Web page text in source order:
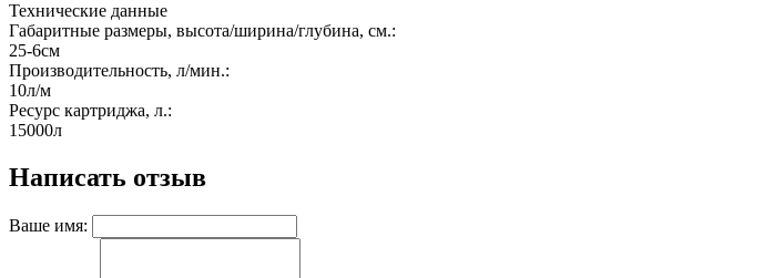
Технические данные
Габаритные размеры, высота/ширина/глубина, см.:
25-6см
Производительность, л/мин.:
10л/м
Ресурс картриджа, л.:
15000л
Написать отзыв
Ваше имя: